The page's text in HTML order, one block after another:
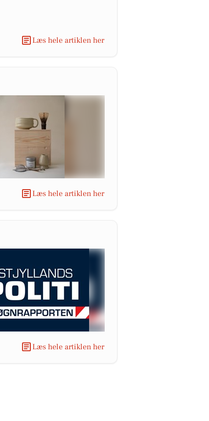
Læs hele artiklen her
Læs hele artiklen her
Læs hele artiklen her